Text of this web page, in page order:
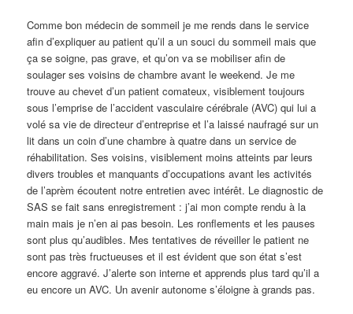
Comme bon médecin de sommeil je me rends dans le service
afin d’expliquer au patient qu’il a un souci du sommeil mais que
ça se soigne, pas grave, et qu’on va se mobiliser afin de
soulager ses voisins de chambre avant le weekend. Je me
trouve au chevet d’un patient comateux, visiblement toujours
sous l’emprise de l’accident vasculaire cérébrale (AVC) qui lui a
volé sa vie de directeur d’entreprise et l’a laissé naufragé sur un
lit dans un coin d’une chambre à quatre dans un service de
réhabilitation. Ses voisins, visiblement moins atteints par leurs
divers troubles et manquants d’occupations avant les activités
de l’aprèm écoutent notre entretien avec intérêt. Le diagnostic de
SAS se fait sans enregistrement : j’ai mon compte rendu à la
main mais je n’en ai pas besoin. Les ronflements et les pauses
sont plus qu’audibles. Mes tentatives de réveiller le patient ne
sont pas très fructueuses et il est évident que son état s’est
encore aggravé. J’alerte son interne et apprends plus tard qu’il a
eu encore un AVC. Un avenir autonome s’éloigne à grands pas.